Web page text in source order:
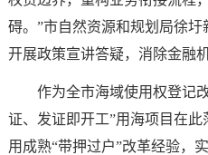
碍。”市自然资源和规划局徐
开展政策宣讲答疑，消除金融
作为全市海域使用权登记
证、发证即开工”用海项目在
用成熟“带押过户”改革经验，